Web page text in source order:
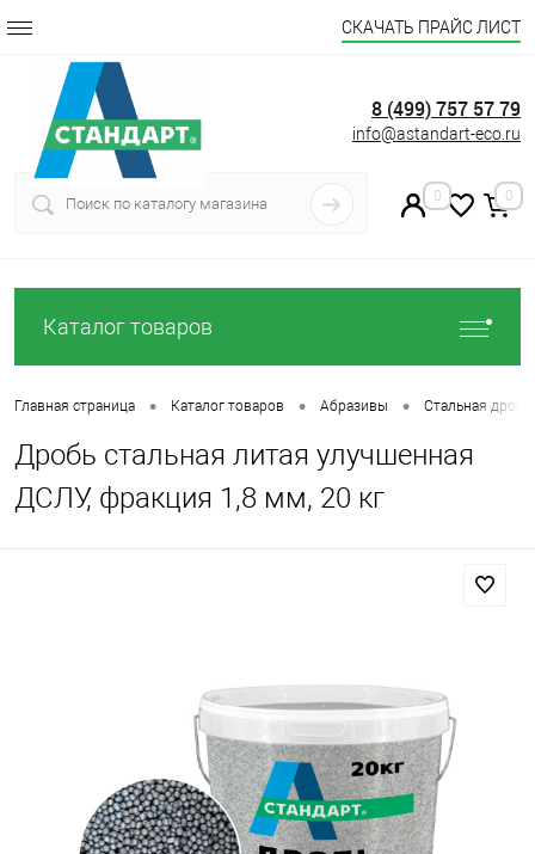
СКАЧАТЬ ПРАЙС ЛИСТ
8 (499) 757 57 79
info@astandart-eco.ru
0 0
Каталог товаров
Главная страница • Каталог товаров • Абразивы • Стальная дробь
Дробь стальная литая улучшенная
ДСЛУ, фракция 1,8 мм, 20 кг